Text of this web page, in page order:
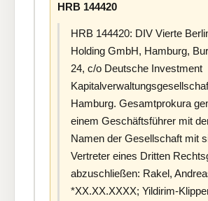
HRB 144420
HRB 144420: DIV Vierte
Holding GmbH, Hamburg,
24, c/o Deutsche Investment
Hamburg. Gesamtprokura
einem Geschäftsführer mit
Namen der Gesellschaft mit
Vertreter eines Dritten
abzuschließen: Rakel,
*XX.XX.XXXX; Yildirim-